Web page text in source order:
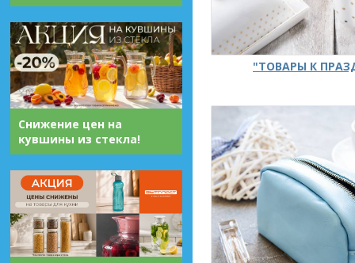
Снижение цен на
кувшины из стекла!
"ТОВАРЫ К